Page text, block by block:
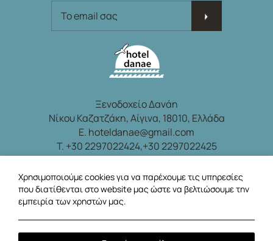
Ξενοδοχείο Δανάη
Νίκου Καζατζάκη, Αίγινα, 18010, Ελλάδα
E. hoteldanae@gmail.com
T. +30 2297022424,+30 2297022425
Φ. +30 2297026509
Ακολουθήστε μας
Χρησιμοποιούμε cookies για να παρέχουμε τις υπηρεσίες
που διατίθενται στο website μας ώστε να βελτιώσουμε την
εμπειρία των χρηστών μας.